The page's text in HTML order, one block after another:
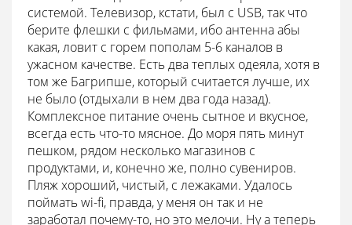
системой. Телевизор, кстати, был с USB, так что
берите флешки с фильмами, ибо антенна абы
какая, ловит с горем пополам 5-6 каналов в
ужасном качестве. Есть два теплых одеяла, хотя в
том же Багрипше, который считается лучше, их
не было (отдыхали в нем два года назад).
Комплексное питание очень сытное и вкусное,
всегда есть что-то мясное. До моря пять минут
пешком, рядом несколько магазинов с
продуктами, и, конечно же, полно сувениров.
Пляж хороший, чистый, с лежаками. Удалось
поймать wi-fi, правда, у меня он так и не
заработал почему-то, но это мелочи. Ну а теперь